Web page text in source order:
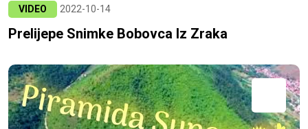
VIDEO 2022-10-14
Prelijepe Snimke Bobovca Iz Zraka